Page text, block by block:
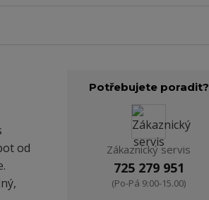
od
Potřebujete poradit?
Zákaznický servis
725 279 951
(Po-Pá 9:00-15.00)